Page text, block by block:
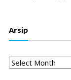
Arsip
Arsip